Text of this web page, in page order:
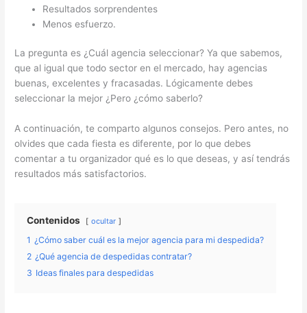
Resultados sorprendentes
Menos esfuerzo.
La pregunta es ¿Cuál agencia seleccionar? Ya que sabemos,
que al igual que todo sector en el mercado, hay agencias
buenas, excelentes y fracasadas. Lógicamente debes
seleccionar la mejor ¿Pero ¿cómo saberlo?
A continuación, te comparto algunos consejos. Pero antes, no
olvides que cada fiesta es diferente, por lo que debes
comentar a tu organizador qué es lo que deseas, y así tendrás
resultados más satisfactorios.
Contenidos ocultar
1 ¿Cómo saber cuál es la mejor agencia para mi despedida?
2 ¿Qué agencia de despedidas contratar?
3 Ideas finales para despedidas